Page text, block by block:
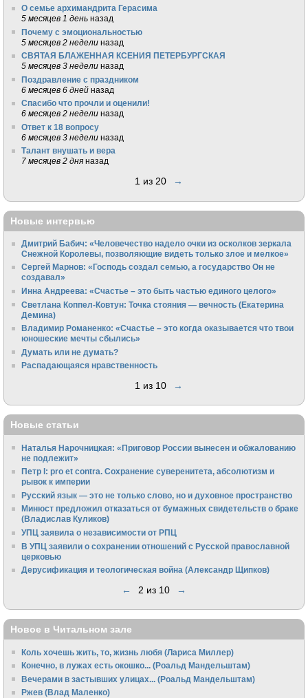
О семье архимандрита Герасима
5 месяцев 1 день назад
Почему с эмоциональностью
5 месяцев 2 недели назад
СВЯТАЯ БЛАЖЕННАЯ КСЕНИЯ ПЕТЕРБУРГСКАЯ
5 месяцев 3 недели назад
Поздравление с праздником
6 месяцев 6 дней назад
Спасибо что прочли и оценили!
6 месяцев 2 недели назад
Ответ к 18 вопросу
6 месяцев 3 недели назад
Талант внушать и вера
7 месяцев 2 дня назад
1 из 20 →
Новые интервью
Дмитрий Бабич: «Человечество надело очки из осколков зеркала
Снежной Королевы, позволяющие видеть только злое и мелкое»
Сергей Марнов: «Господь создал семью, а государство Он не
создавал»
Инна Андреева: «Счастье – это быть частью единого целого»
Светлана Коппел-Ковтун: Точка стояния — вечность (Екатерина
Демина)
Владимир Романенко: «Счастье – это когда оказывается что твои
юношеские мечты сбылись»
Думать или не думать?
Распадающаяся нравственность
1 из 10 →
Новые статьи
Наталья Нарочницкая: «Приговор России вынесен и обжалованию
не подлежит»
Петр I: pro et contra. Сохранение суверенитета, абсолютизм и
рывок к империи
Русский язык — это не только слово, но и духовное пространство
Минюст предложил отказаться от бумажных свидетельств о браке
(Владислав Куликов)
УПЦ заявила о независимости от РПЦ
В УПЦ заявили о сохранении отношений с Русской православной
церковью
Дерусификация и теологическая война (Александр Щипков)
← 2 из 10 →
Новое в Читальном зале
Коль хочешь жить, то, жизнь любя (Лариса Миллер)
Конечно, в лужах есть окошко... (Роальд Мандельштам)
Вечерами в застывших улицах... (Роальд Мандельштам)
Ржев (Влад Маленко)